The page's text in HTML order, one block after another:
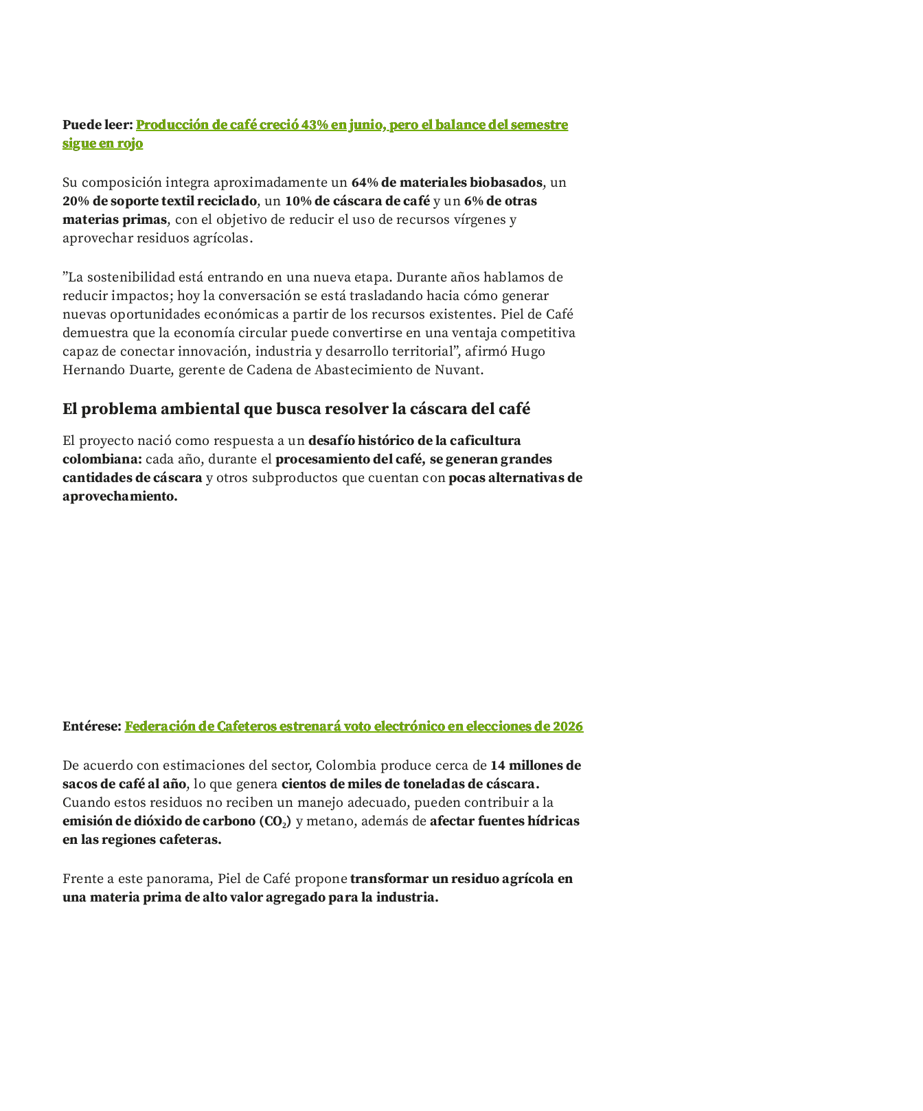
Puede leer: Producción de café creció 43% en junio, pero el balance del semestre
sigue en rojo
Su composición integra aproximadamente un 64% de materiales biobasados, un
20% de soporte textil reciclado, un 10% de cáscara de caféy un 6% de otras
materias primas, con el objetivo de reducir el uso de recursos vírgenes y
aprovechar residuos agrícolas.
”La sostenibilidad está entrando en una nueva etapa. Durante años hablamos de
reducir impactos; hoy la conversación se está trasladando hacia cómo generar
nuevas oportunidades económicas a partir de los recursos existentes. Piel de Café
demuestra que la economía circular puede convertirse en una ventaja competitiva
capaz de conectar innovación, industria y desarrollo territorial”, afirmó Hugo
Hernando Duarte, gerente de Cadena de Abastecimiento de Nuvant.
El problema ambiental que busca resolver la cáscara del café
El proyecto nació como respuesta a un desafío histórico de la caficultura
colombiana: cada año, durante elprocesamiento del café, se generan grandes
cantidades de cáscara y otros subproductos que cuentan conpocas alternativas de
aprovechamiento.
Entérese:Federación de Cafeteros estrenará voto electrónico en elecciones de 2026
De acuerdo con estimaciones del sector, Colombia produce cerca de 14 millones de
sacos de café al año, lo que genera cientos de miles de toneladas de cáscara.
Cuando estos residuos no reciben un manejo adecuado, pueden contribuir a la
emisión de dióxido de carbono (CO₂) y metano, además de afectar fuentes hídricas
en las regiones cafeteras.
Frente a este panorama, Piel de Café proponetransformar un residuo agrícola en
una materia prima de alto valor agregado para la industria.